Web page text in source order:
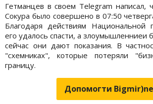
Гетманцев в своем Telegram написал,
Сокура было совершено в 07:50
Благодаря действиям Национальной
его удалось спасти, а злоумышленниеи
сейчас они дают показания. В
"схемниках", которые потеряли
границу.
Допомогти